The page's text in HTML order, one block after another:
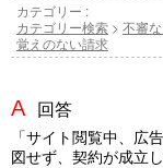
カテゴリー :
カテゴリー検索 > 不審
覚えのない請求
回答
「サイト閲覧中、広
図せず、契約が成立